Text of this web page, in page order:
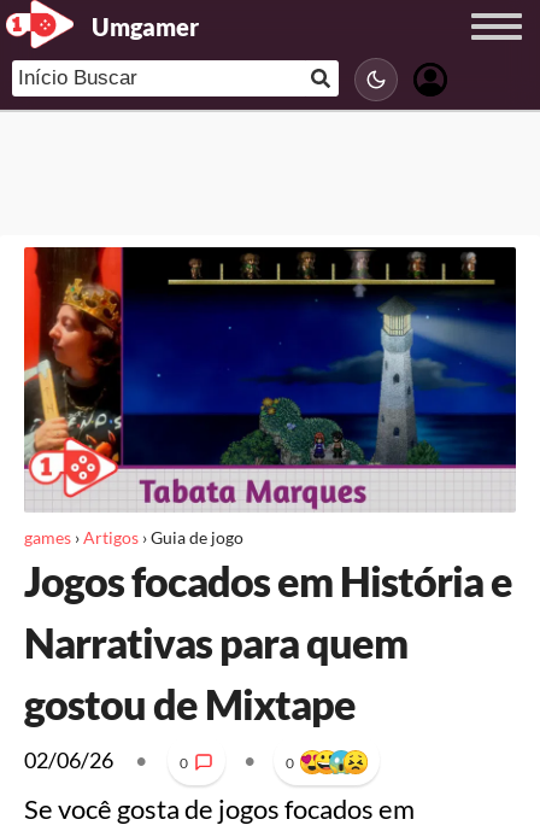
Umgamer
games ›Artigos ›Guia de jogo
Jogos focados em História e
Narrativas para quem
gostou de Mixtape
02/06/26 • 0 • 0
Se você gosta de jogos focados em